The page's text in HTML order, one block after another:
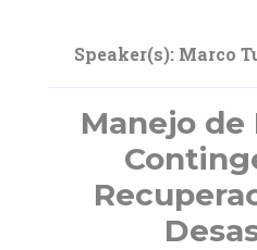
Speaker(s): Marco
Manejo de